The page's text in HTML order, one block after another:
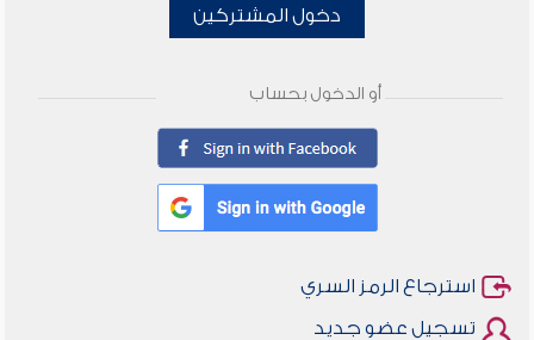
دخول المشتركين
أو الدخول بحساب
استرجاع الرمز السري
تسجيل عضو جديد